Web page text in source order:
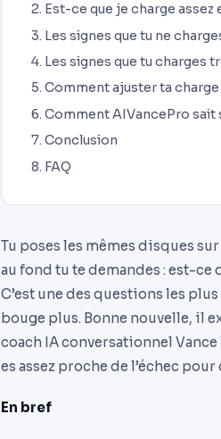
Est-ce que je charge assez
Les signes que tu ne
Les signes que tu charges
Comment ajuster ta
Comment AIVancePro sait
Conclusion
FAQ
Tu poses les mêmes disques
au fond tu te demandes : est-
C’est une des questions les
bouge plus. Bonne nouvelle, il
coach IA conversationnel
es assez proche de l’échec
En bref